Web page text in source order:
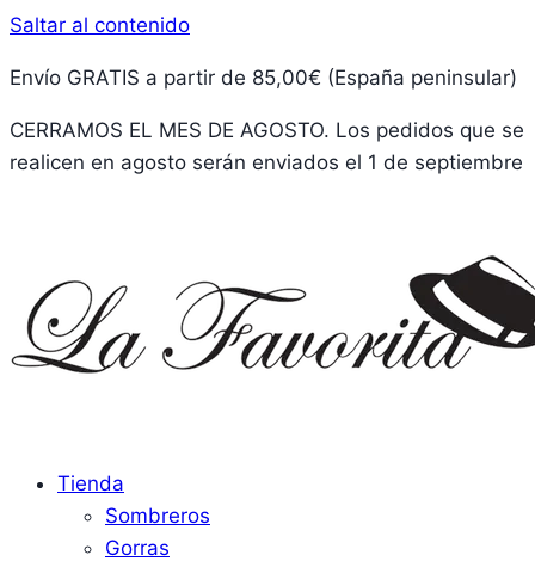
Saltar al contenido
Envío GRATIS a partir de 85,00€ (España peninsular)
CERRAMOS EL MES DE AGOSTO. Los pedidos que se
realicen en agosto serán enviados el 1 de septiembre
Tienda
Sombreros
Gorras